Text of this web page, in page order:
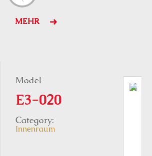
MEHR
Model
E3-020
Category:
Innenraum